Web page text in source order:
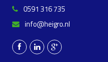
0591 316 735
info@heigro.nl